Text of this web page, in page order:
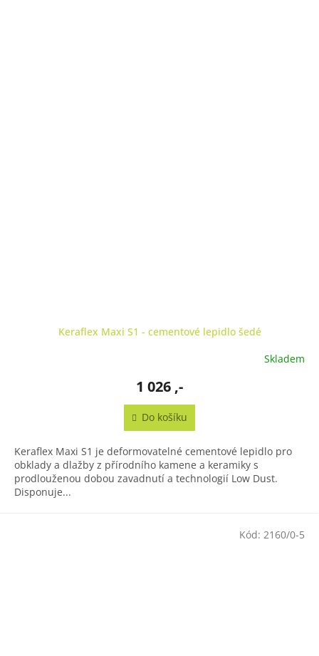
Keraflex Maxi S1 - cementové lepidlo šedé
Skladem
1 026 ,-
Do košíku
Keraflex Maxi S1 je deformovatelné cementové lepidlo pro
obklady a dlažby z přírodního kamene a keramiky s
prodlouženou dobou zavadnutí a technologií Low Dust.
Disponuje...
Kód: 2160/0-5